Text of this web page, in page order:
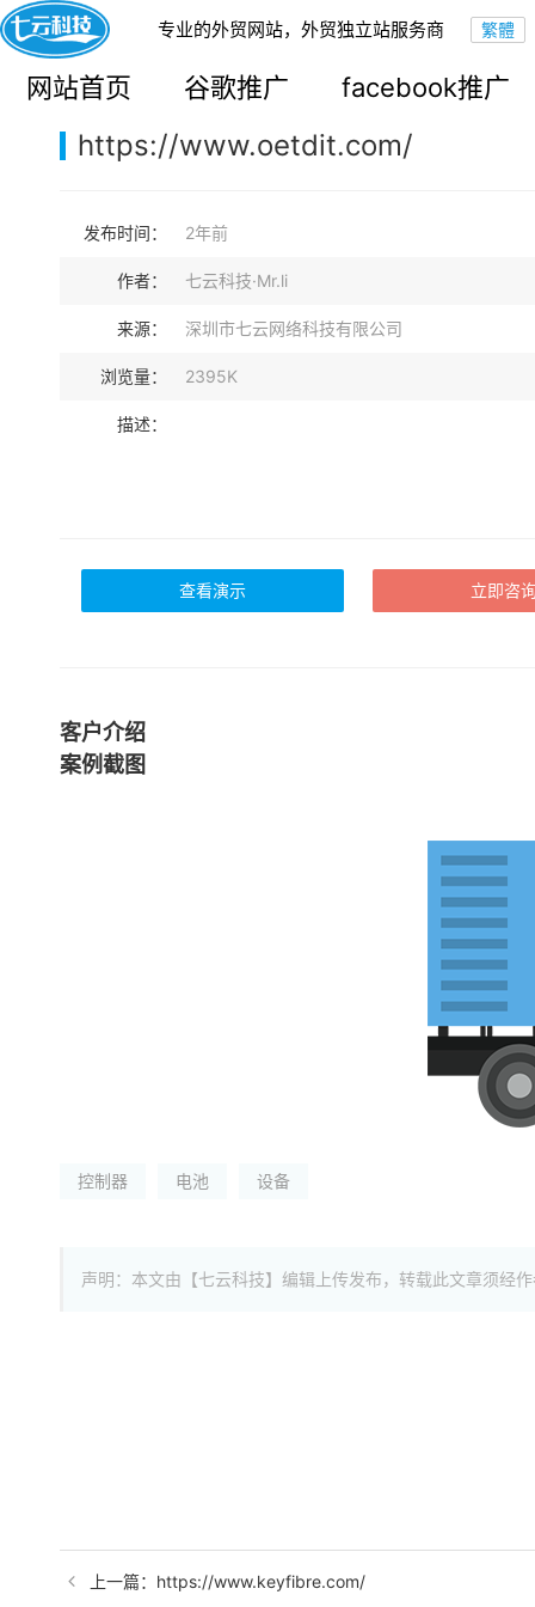
专业的外贸网站，外贸独立站服务商
网站首页 谷歌推广 facebook推广
您的当前位置： 网站首页>案例展示>B2B外贸独立站
https://www.oetdit.com/
发布时间： 2年前
作者： 七云科技·Mr.li
来源： 深圳市七云网络科技有限公司
浏览量： 2395K
描述：
查看演示 立即咨
客户介绍
案例截图
控制器 电池 设备
声明：本文由【七云科技】编辑上传发布，转载此文章须经
上一篇：https://www.keyfibre.com/